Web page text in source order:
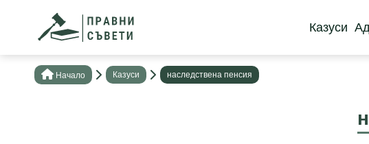
Казуси
Нaчало Казуси наследствена пенсия